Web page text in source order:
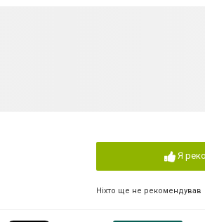
Я
Ніхто ще не рекомендував